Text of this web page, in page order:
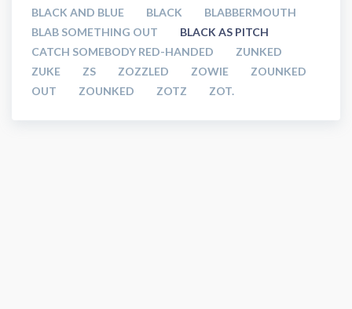
BLACK AND BLUE
BLACK
BLABBERMOUTH
BLAB SOMETHING OUT
BLACK AS PITCH
CATCH SOMEBODY RED-HANDED
ZUNKED
ZUKE
ZS ZOZZLED ZOWIE
ZOUNKED
OUT
ZOUNKED ZOTZ ZOT.